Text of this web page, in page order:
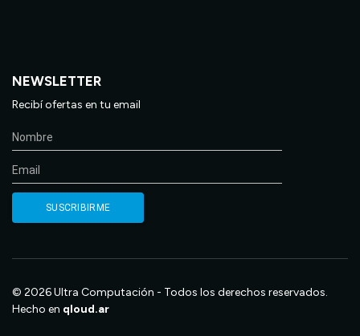
NEWSLETTER
Recibí ofertas en tu email
© 2026 Ultra Computación - Todos los derechos reservados.
Hecho en qloud.ar